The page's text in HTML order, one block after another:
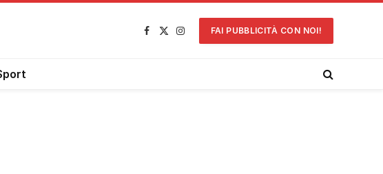
Facebook
X
Instagram
FAI PUBBLICITÀ CON NOI!